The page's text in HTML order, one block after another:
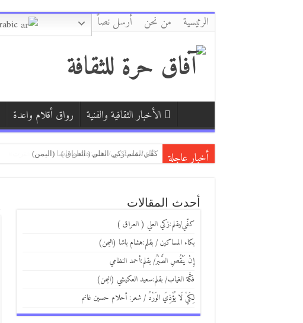
الرئيسية من نحن أرسل نصاً Arabic
الأخبار الثقافية والفنية رواق أقلام واعدة
أخبار عاجلة كفّي/بقلم:زكي العلي ( العراق )
بكاء المساكين / بقلم:هشام باشا (اليمن)
إِنْ يَنْقُصِ الصَّبْرُ/ بقلم:أحمد النظامي
أحدث المقالات
كفّي/بقلم:زكي العلي ( العراق )
بكاء المساكين / بقلم:هشام باشا (اليمن)
إِنْ يَنْقُصِ الصَّبْرُ/ بقلم:أحمد النظامي
فكَّة الغياب/ بقلم:سعيد العكيشي (اليمن)
لِكَيْ لَا يُؤْذِيَ الوَرْدُ / شعر: أحلام حسين غانم